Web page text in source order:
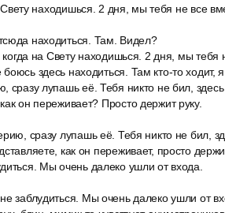
Свету находишься. 2 дня, мы тебя не все
находиться. Там. Видел?
на Свету находишься. 2 дня, мы тебя
здесь находиться. Там кто-то ходит, я
сразу лупашь её. Тебя никто не бил,
он переживает? Просто держит руку.
сразу лупашь её. Тебя никто не бил,
как он переживает, просто
Мы очень далеко ушли от входа.
заблудиться. Мы очень далеко ушли от